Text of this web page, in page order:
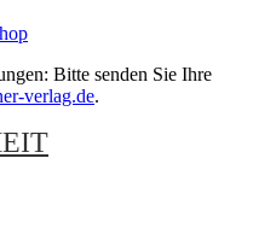
Bitte senden Sie Ihre
verlag.de.